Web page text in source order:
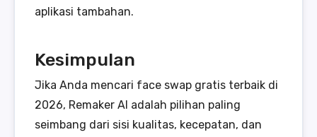
aplikasi tambahan.
Kesimpulan
Jika Anda mencari face swap gratis terbaik di
2026, Remaker AI adalah pilihan paling
seimbang dari sisi kualitas, kecepatan, dan